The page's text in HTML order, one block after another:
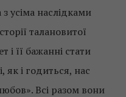
усіма наслідками
талановитої
і її бажанні стати
як і годиться, нас
Всі разом вони